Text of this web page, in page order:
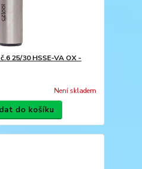
25/30 HSSE-VA OX -
Není skladem
do košíku